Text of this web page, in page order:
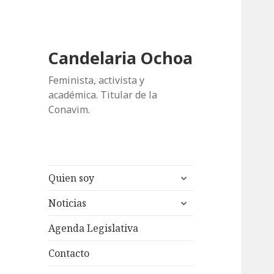
Candelaria Ochoa
Feminista, activista y
académica. Titular de la
Conavim.
Quien soy
expande
menú
Noticias
expande
Agenda Legislativa
Contacto